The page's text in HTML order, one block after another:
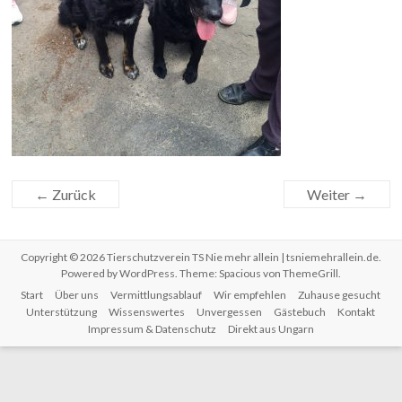
← Zurück Weiter →
Copyright © 2026Tierschutzverein TS Nie mehr allein | tsniemehrallein.de.
Powered byWordPress. Theme: Spacious von ThemeGrill.
Start
Über uns Vermittlungsablauf Wir empfehlen
Zuhause gesucht
Unterstützung
Wissenswertes Unvergessen Gästebuch
Kontakt
Impressum & Datenschutz
Direkt aus Ungarn